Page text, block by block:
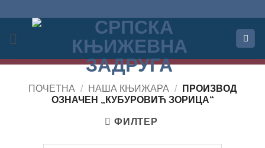
садржај
ПОЧЕТНА / НАША КЊИЖАРА /
ПРОИЗВОД
OЗНАЧЕН „КУБУРОВИЋ ЗОРИЦА“
ФИЛТЕР